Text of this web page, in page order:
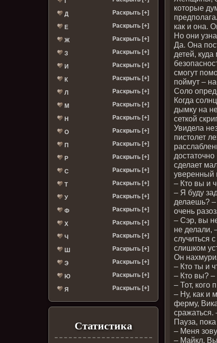
Д Раскрыть [+]
Е Раскрыть [+]
Ж Раскрыть [+]
З Раскрыть [+]
И Раскрыть [+]
К Раскрыть [+]
Л Раскрыть [+]
М Раскрыть [+]
Н Раскрыть [+]
О Раскрыть [+]
П Раскрыть [+]
Р Раскрыть [+]
С Раскрыть [+]
Т Раскрыть [+]
У Раскрыть [+]
Ф Раскрыть [+]
Х Раскрыть [+]
Ч Раскрыть [+]
Ш Раскрыть [+]
Э Раскрыть [+]
Ю Раскрыть [+]
Я Раскрыть [+]
Статистика
которые
как и она.
Но они
Да. Она
детей,
смогут
поймут –
Соло
Когда
дымку на
сеткой
Увидела
пистолет
сделает
уверенный
– Кто вы и
– Я буду
делаешь?
очень
– Сэр, вы
не делали,
случиться
слишком
Он
– Кто ты и
– Кто вы? –
– Тот, кого
– Ну, как и
ферму,
сражаться.
Пауза,
– Меня
– Майкл. Вы